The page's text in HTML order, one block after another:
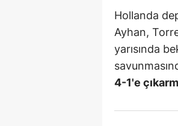
Hollanda
Ayhan,
yarısında
4-1'e